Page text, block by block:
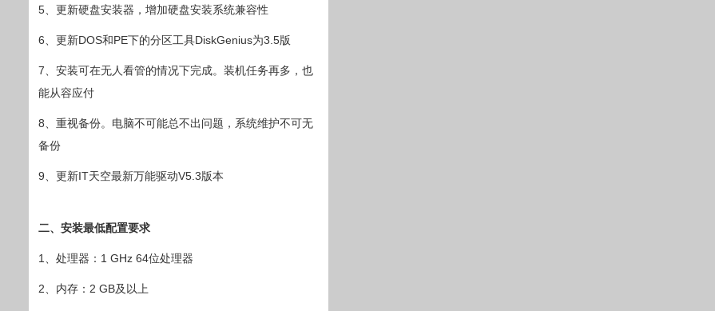
5、更新硬盘安装器，增加硬盘安装系统兼容性
6、更新DOS和PE下的分区工具DiskGenius为3.5版
7、安装可在无人看管的情况下完成。装机任务再多，也
能从容应付
8、重视备份。电脑不可能总不出问题，系统维护不可无
备份
9、更新IT天空最新万能驱动V5.3版本
二、安装最低配置要求
1、处理器：1 GHz 64位处理器
2、内存：2 GB及以上